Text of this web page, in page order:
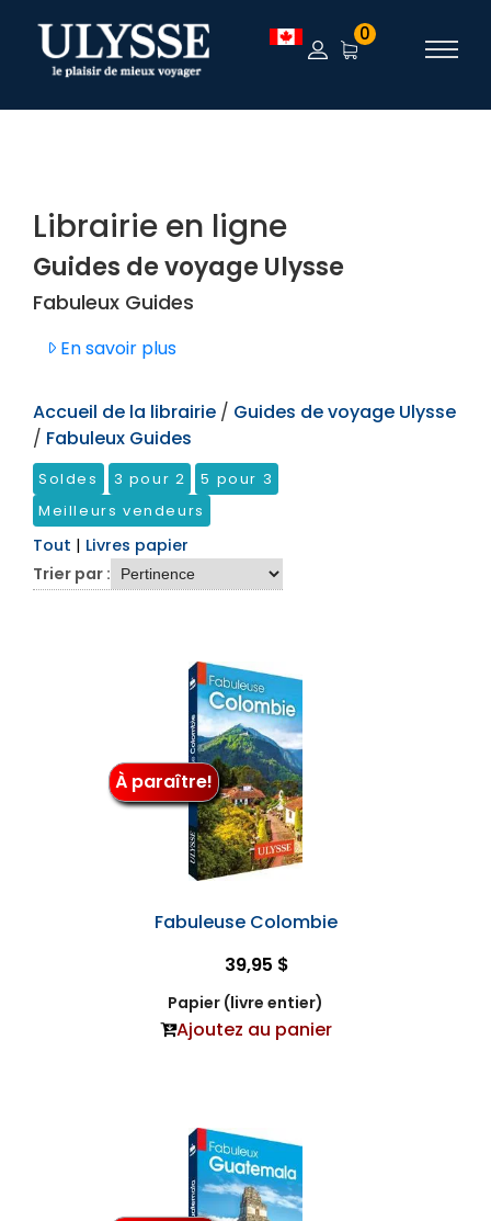
TEST 0
Librairie en ligne
Guides de voyage Ulysse
Fabuleux Guides
En savoir plus
Accueil de la librairie / Guides de voyage Ulysse
/ Fabuleux Guides
Soldes 3 pour 2
5 pour 3
Meilleurs vendeurs
Tout | Livres papier
Trier par :
À paraître!
Fabuleuse Colombie
39,95 $
Papier (livre entier)
Ajoutez au panier